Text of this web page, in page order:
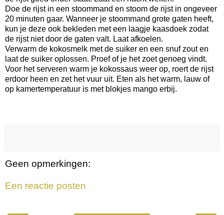
Doe de rijst in een stoommand en stoom de rijst in ongeveer
20 minuten gaar. Wanneer je stoommand grote gaten heeft,
kun je deze ook bekleden met een laagje kaasdoek zodat
de rijst niet door de gaten valt. Laat afkoelen.
Verwarm de kokosmelk met de suiker en een snuf zout en
laat de suiker oplossen. Proef of je het zoet genoeg vindt.
Voor het serveren warm je kokossaus weer op, roert de rijst
erdoor heen en zet het vuur uit. Eten als het warm, lauw of
op kamertemperatuur is met blokjes mango erbij.
Geen opmerkingen:
Een reactie posten